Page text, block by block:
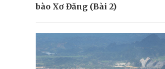
bào Xơ Đăng (Bài 2)